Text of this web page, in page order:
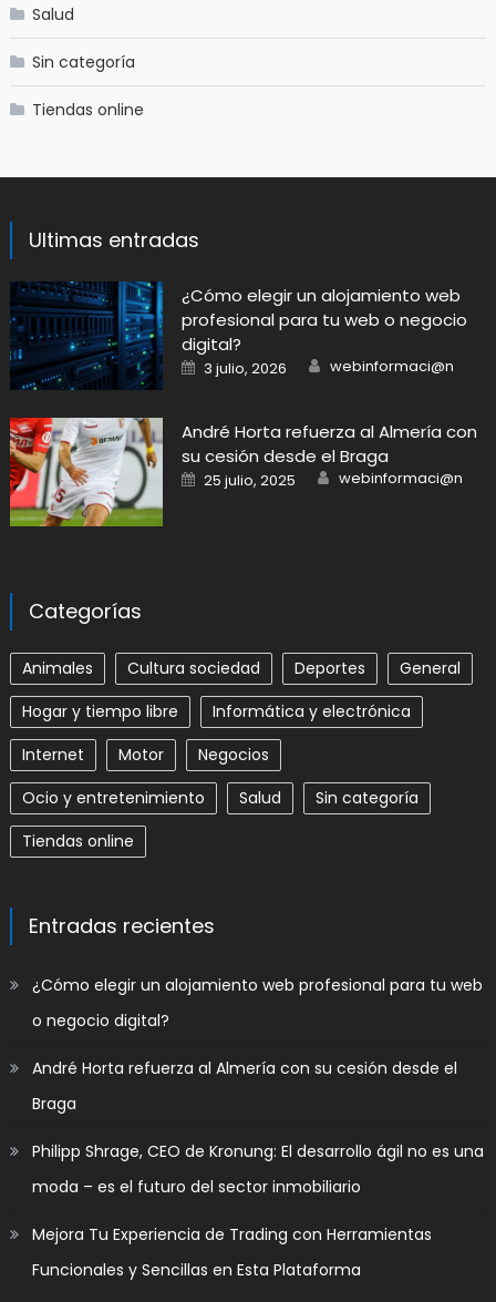
Salud
Sin categoría
Tiendas online
Ultimas entradas
​¿Cómo elegir un alojamiento web
profesional para tu web o negocio
digital?
Posted
on
3 julio, 2026 Author
webinformaci@n
André Horta refuerza al Almería con
su cesión desde el Braga
Posted
on
25 julio, 2025 Author
webinformaci@n
Categorías
Animales Cultura sociedad Deportes
General
Hogar y tiempo libre
Informática y electrónica
Internet
Motor
Negocios
Ocio y entretenimiento
Salud
Sin categoría
Tiendas online
Entradas recientes
​¿Cómo elegir un alojamiento web profesional para tu web
o negocio digital?
André Horta refuerza al Almería con su cesión desde el
Braga
Philipp Shrage, CEO de Kronung: El desarrollo ágil no es una
moda – es el futuro del sector inmobiliario
Mejora Tu Experiencia de Trading con Herramientas
Funcionales y Sencillas en Esta Plataforma